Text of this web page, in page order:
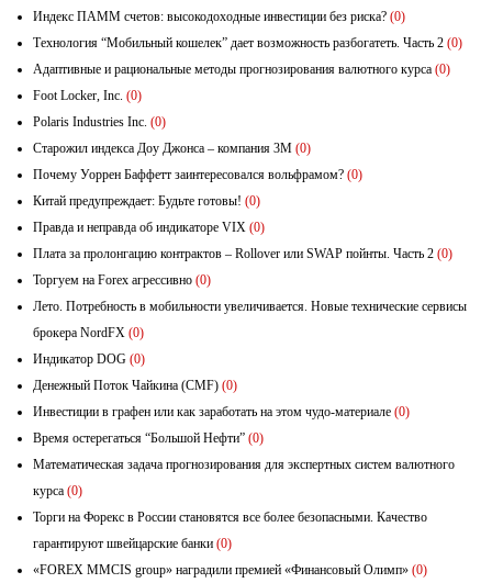
Индекс ПАММ счетов: высокодоходные инвестиции без риска? (0)
Технология “Мобильный кошелек” дает возможность разбогатеть. Часть 2 (0)
Адаптивные и рациональные методы прогнозирования валютного курса (0)
Foot Locker, Inc. (0)
Polaris Industries Inc. (0)
Старожил индекса Доу Джонса – компания 3М (0)
Почему Уоррен Баффетт заинтересовался вольфрамом? (0)
Китай предупреждает: Будьте готовы! (0)
Правда и неправда об индикаторе VIX (0)
Плата за пролонгацию контрактов – Rollover или SWAP пойнты. Часть 2 (0)
Торгуем на Forex агрессивно (0)
Лето. Потребность в мобильности увеличивается. Новые технические сервисы
брокера NordFX (0)
Индикатор DOG (0)
Денежный Поток Чайкина (CMF) (0)
Инвестиции в графен или как заработать на этом чудо-материале (0)
Время остерегаться “Большой Нефти” (0)
Математическая задача прогнозирования для экспертных систем валютного
курса (0)
Торги на Форекс в России становятся все более безопасными. Качество
гарантируют швейцарские банки (0)
«FOREX MMCIS group» наградили премией «Финансовый Олимп» (0)